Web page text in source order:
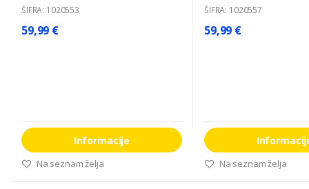
ŠIFRA: 1020553
59,99 €
Informacije
Na seznam želja
ŠIFRA: 1020557
59,99 €
Na seznam želja